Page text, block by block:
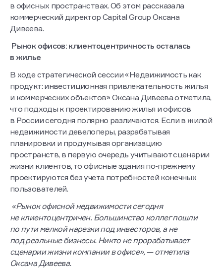
в офисных пространствах. Об этом рассказала
коммерческий директор Capital Group Оксана
Дивеева.
Рынок офисов: клиентоцентричность осталась
в жилье
В ходе стратегической сессии «Недвижимость как
продукт: инвестиционная привлекательность жилья
и коммерческих объектов» Оксана Дивеева отметила,
что подходы к проектированию жилья и офисов
в России сегодня полярно различаются. Если в жилой
недвижимости девелоперы, разрабатывая
планировки и продумывая организацию
пространств, в первую очередь учитывают сценарии
жизни клиентов, то офисные здания по-прежнему
проектируются без учета потребностей конечных
пользователей.
«Рынок офисной недвижимости сегодня
не клиентоцентричен. Большинство коллег пошли
по пути мелкой нарезки под инвесторов, а не
под реальные бизнесы. Никто не прорабатывает
сценарии жизни компании в офисе», — отметила
Оксана Дивеева.